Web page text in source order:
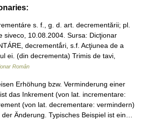
s. f., g. d. art. decrementării; pl.
siveco, 10.08.2004. Sursa: Dicţionar
decrementắri, s.f. Acţiunea de a
ei. (din decrementa) Trimis de tavi,
Român
Erhöhung bzw. Verminderung einer
das Inkrement (von lat. incrementare:
(von lat. decrementare: vermindern)
Änderung. Typisches Beispiel ist ein…